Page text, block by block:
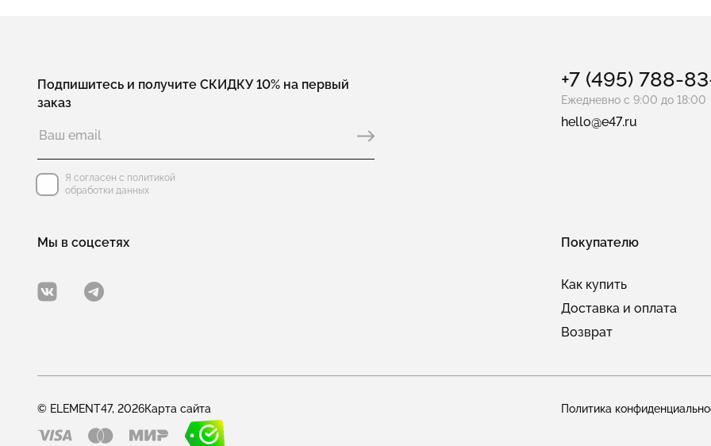
Подпишитесь и получите СКИДКУ 10% на первый
заказ
Я согласен с политикой
обработки данных
+7 (495) 788-
Ежедневно с 9:00 до 18:00
hello@e47.ru
Мы в соцсетях Покупателю
Как купить
Доставка и оплата
Возврат
© ELEMENT47, 2026Карта сайта Политика